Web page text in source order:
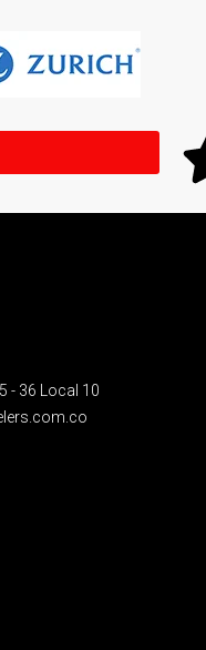
- 36 Local 10